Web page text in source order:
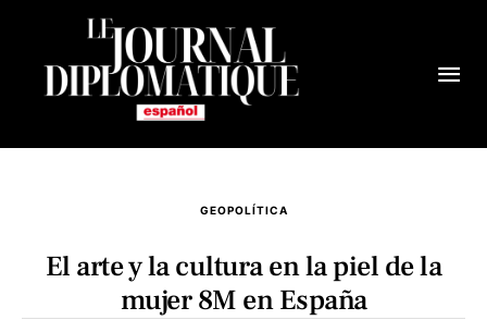
GEOPOLÍTICA
El arte y la cultura en la piel de la
mujer 8M en España